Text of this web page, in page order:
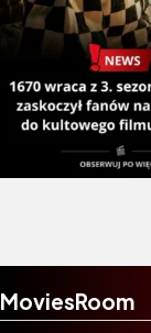
MoviesRoom